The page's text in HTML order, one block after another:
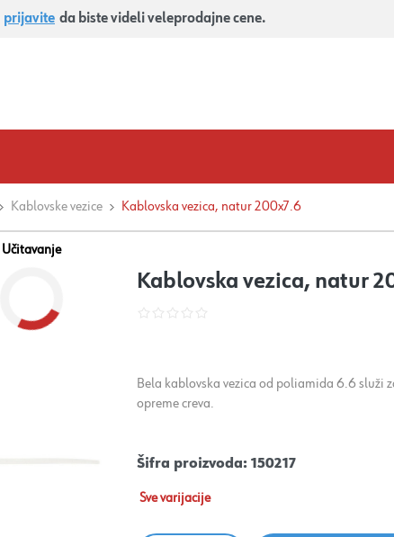
prijavite da biste videli veleprodajne cene.
Kablovske vezice Kablovska vezica, natur 200x7.6
Učitavanje
Kablovska vezica, natur
Bela kablovska vezica od poliamida 6.6 služi
opreme creva.
Šifra proizvoda: 150217
Sve varijacije